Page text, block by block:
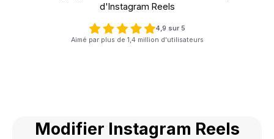
d'Instagram Reels
4,9 sur 5
Aimé par plus de 1,4 million d'utilisateurs
Modifier Instagram Reels